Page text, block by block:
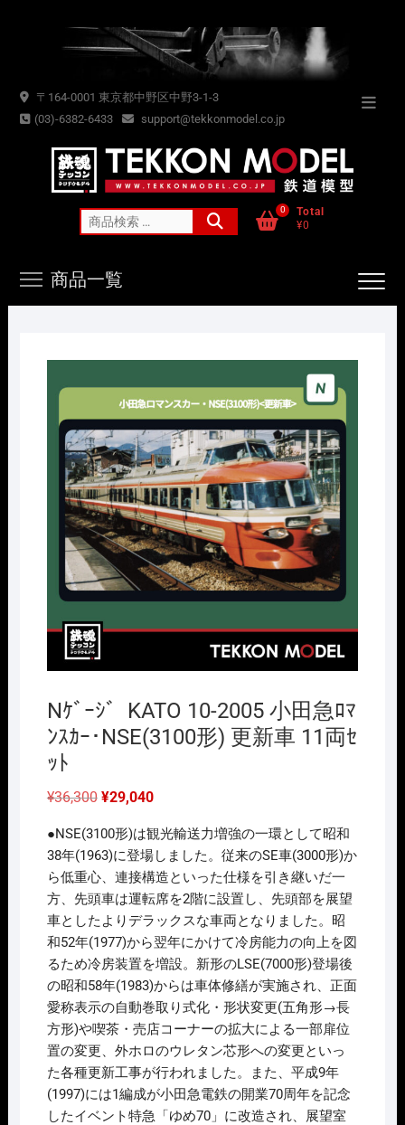
〒164-0001 東京都中野区中野3-1-3
(03)-6382-6433
support@tekkonmodel.co.jp
索
0
Total
¥0
商品一覧
Nｹﾞｰｼﾞ KATO 10-2005 小田急ﾛﾏ
ﾝｽｶｰ･NSE(3100形) 更新車 11両ｾ
ｯﾄ
¥36,300 元
格
は
¥36,300
で
し
た。
¥29,040現
価
格
は
¥29,040
で
す。
●NSE(3100形)は観光輸送力増強の一環として昭和
38年(1963)に登場しました。従来のSE車(3000形)か
ら低重心、連接構造といった仕様を引き継いだ一
方、先頭車は運転席を2階に設置し、先頭部を展望
車としたよりデラックスな車両となりました。昭
和52年(1977)から翌年にかけて冷房能力の向上を図
るため冷房装置を増設。新形のLSE(7000形)登場後
の昭和58年(1983)からは車体修繕が実施され、正面
愛称表示の自動巻取り式化・形状変更(五角形→長
方形)や喫茶・売店コーナーの拡大による一部扉位
置の変更、外ホロのウレタン芯形への変更といっ
た各種更新工事が行われました。また、平成9年
(1997)には1編成が小田急電鉄の開業70周年を記念
したイベント特急「ゆめ70」に改造され、展望室